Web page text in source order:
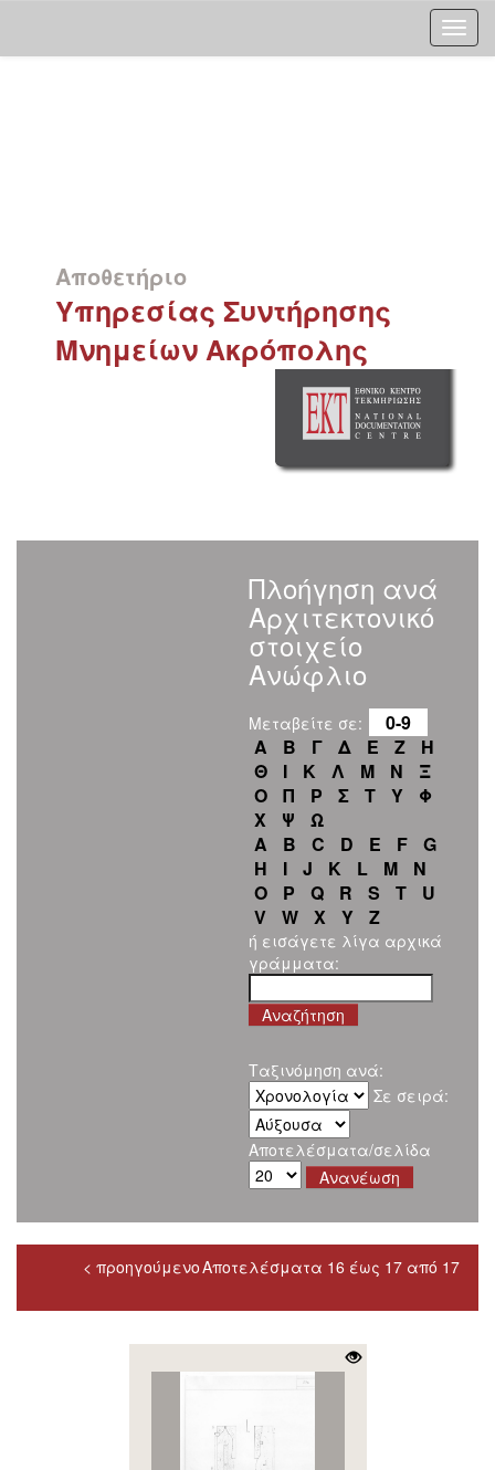
Αποθετήριο
Υπηρεσίας Συντήρησης
Μνημείων Ακρόπολης
Πλοήγηση ανά
Αρχιτεκτονικό
στοιχείο
Ανώφλιο
Μεταβείτε σε:
0-9
Α
Β Γ Δ Ε Ζ
Η
Θ
Ι Κ Λ Μ Ν
Ξ
Ο
Π Ρ Σ Τ Υ
Φ
Χ
Ψ
Ω
A
B C D E F
G
H
I J K L M
N
O
P Q R S T
U
V
W X Y Z
ή εισάγετε λίγα αρχικά
γράμματα:
Ταξινόμηση ανά:
Σε σειρά:
Αποτελέσματα/σελίδα
Αποτελέσματα 16 έως 17 από 17
< προηγούμενο